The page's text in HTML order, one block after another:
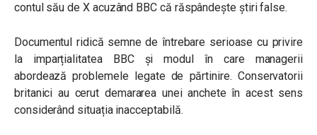
contul său de X acuzând BBC că răspândește știri false.
Documentul ridică semne de întrebare serioase cu privire
la imparțialitatea BBC și modul în care managerii
abordează problemele legate de părtinire. Conservatorii
britanici au cerut demararea unei anchete în acest sens
considerând situația inacceptabilă.